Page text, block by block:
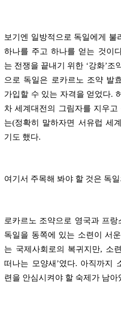
보기엔 일방적으로 독일에게
하나를 주고 하나를 얻는 것이
는 전쟁을 끝내기 위한 ‘강화’
으로 독일은 로카르노 조약 발
가입할 수 있는 자격을 얻었다.
차 세계대전의 그림자를 지우
는(정확히 말하자면 서유럽 세
기도 했다.
여기서 주목해 봐야 할 것은 독
로카르노 조약으로 영국과 프
독일을 동쪽에 있는 소련이 서
는 국제사회로의 복귀지만, 소
떠나는 모양새’였다. 아직까지
련을 안심시켜야 할 숙제가 남아